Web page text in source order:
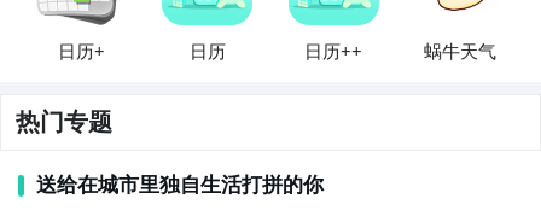
日历+ 日历 日历++ 蜗牛天气
热门专题
送给在城市里独自生活打拼的你